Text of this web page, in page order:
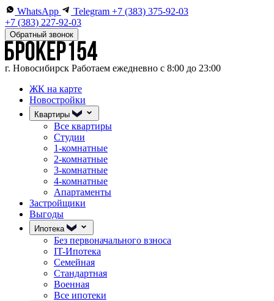
WhatsApp Telegram +7 (383) 375-92-03
+7 (383) 227-92-03
Обратный звонок
г. Новосибирск Работаем ежедневно с 8:00 до 23:00
ЖК на карте
Новостройки
Квартиры
Все квартиры
Студии
1-комнатные
2-комнатные
3-комнатные
4-комнатные
Апартаменты
Застройщики
Выгоды
Ипотека
Без первоначального взноса
IT-Ипотека
Семейная
Стандартная
Военная
Все ипотеки